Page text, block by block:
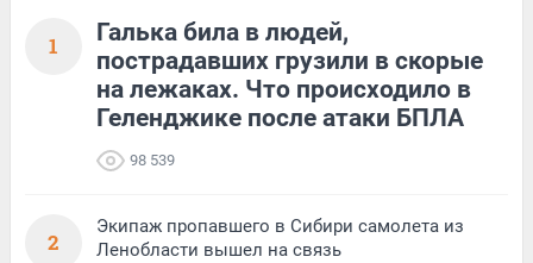
1
Галька била в людей,
пострадавших грузили в скорые
на лежаках. Что происходило в
Геленджике после атаки БПЛА
98 539
2
Экипаж пропавшего в Сибири самолета из
Ленобласти вышел на связь